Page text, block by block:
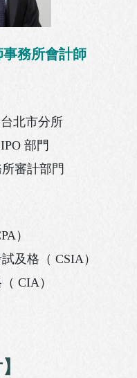
務所會計師
北市分所
部門
審計部門
）
及格（ CSIA）
CIA）